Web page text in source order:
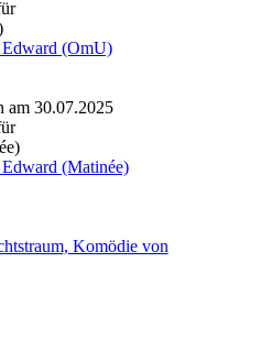
(OmU)
am 30.07.2025
(Matinée)
Komödie von